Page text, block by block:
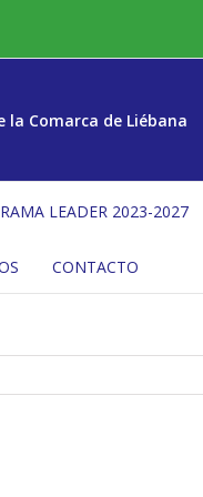
Comarca de Liébana
LEADER 2023-2027
CONTACTO